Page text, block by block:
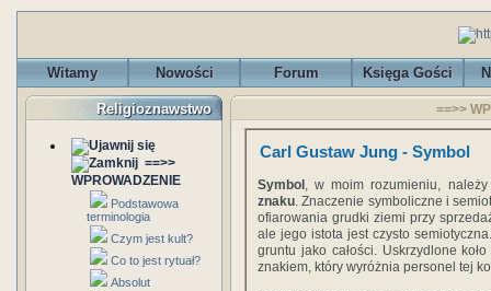
Witamy Nowości Forum Księga Gości
Religioznawstwo
==>>
WPROWADZENIE
Podstawowa
terminologia
Czym jest kult?
Co to jest rytuał?
Absolut
==>>
Carl Gustaw Jung - Symbol
Symbol , w moim rozumieniu,
znaku. Znaczenie symboliczne i
ofiarowania grudki ziemi przy
ale jego istota jest czysto
gruntu jako całości. Uskrzydlone
znakiem, który wyróżnia personel tej